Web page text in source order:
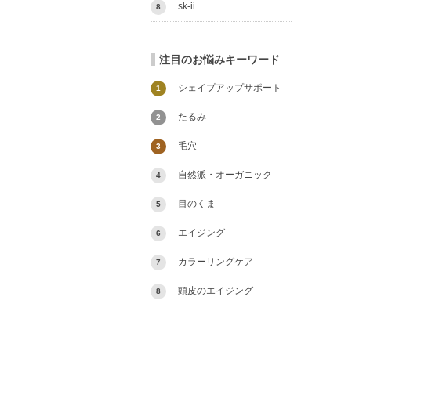
8 sk-ii
注目のお悩みキーワード
1 シェイプアップサポート
2 たるみ
3 毛穴
4 自然派・オーガニック
5 目のくま
6 エイジング
7 カラーリングケア
8 頭皮のエイジング